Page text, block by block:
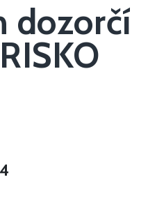
dozorčí